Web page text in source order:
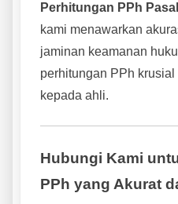
Perhitungan PPh
kami menawarkan
jaminan keamanan
perhitungan PPh
kepada ahli.
Hubungi Kami
PPh yang Akurat